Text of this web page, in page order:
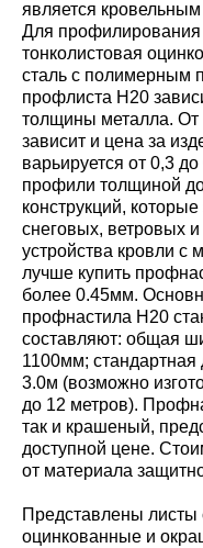
является
Для профилирования
тонколистовая
сталь с полимерным
профлиста Н20
толщины металла. От
зависит и цена за
варьируется от 0,3
профили толщиной
конструкций,
снеговых, ветровых
устройства кровли с
лучше купить
более 0.45мм.
профнастила Н20
составляют: общая
1100мм;
3.0м (возможно
до 12 метров).
так и крашеный,
доступной цене.
от материала
Представлены листы
оцинкованные и